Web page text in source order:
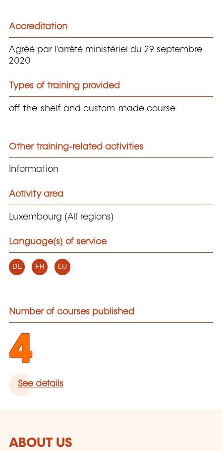
Accreditation
Agréé par l'arrêté ministériel du 29 septembre
2020
Types of training provided
off-the-shelf and custom-made course
Other training-related activities
Information
Activity area
Luxembourg (All regions)
Language(s) of service
DE FR LU
Number of courses published
4
See details
ABOUT US